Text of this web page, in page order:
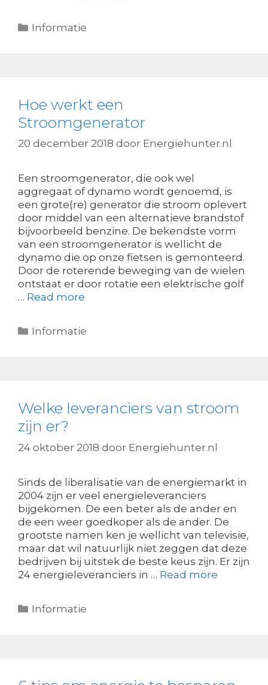
Categorieën
Informatie
Hoe werkt een
Stroomgenerator
20 december 2018 door Energiehunter.nl
Een stroomgenerator, die ook wel
aggregaat of dynamo wordt genoemd, is
een grote(re) generator die stroom oplevert
door middel van een alternatieve brandstof
bijvoorbeeld benzine. De bekendste vorm
van een stroomgenerator is wellicht de
dynamo die op onze fietsen is gemonteerd.
Door de roterende beweging van de wielen
ontstaat er door rotatie een elektrische golf
… Read more
Categorieën
Informatie
Welke leveranciers van stroom
zijn er?
24 oktober 2018 door Energiehunter.nl
Sinds de liberalisatie van de energiemarkt in
2004 zijn er veel energieleveranciers
bijgekomen. De een beter als de ander en
de een weer goedkoper als de ander. De
grootste namen ken je wellicht van televisie,
maar dat wil natuurlijk niet zeggen dat deze
bedrijven bij uitstek de beste keus zijn. Er zijn
24 energieleveranciers in … Read more
Categorieën
Informatie